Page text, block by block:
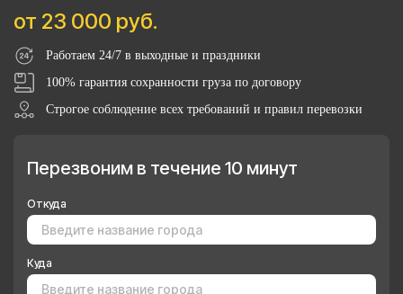
от 23 000 руб.
Работаем 24/7 в выходные и праздники
100% гарантия сохранности груза по договору
Строгое соблюдение всех требований и правил перевозки
Перезвоним в течение 10 минут
Откуда
Куда